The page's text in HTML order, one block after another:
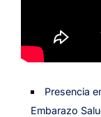
Presencia
Embarazo